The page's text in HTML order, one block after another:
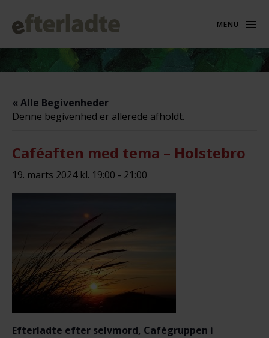
MENU
« Alle Begivenheder
Denne begivenhed er allerede afholdt.
Caféaften med tema – Holstebro
19. marts 2024 kl. 19:00 - 21:00
Efterladte efter selvmord, Cafégruppen i